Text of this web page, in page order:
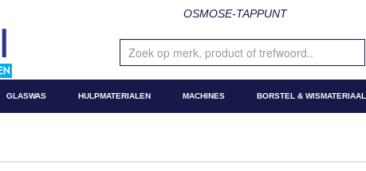
OSMOSE-TAPPUNT
GLASWAS HULPMATERIALEN MACHINES BORSTEL & WISMATERIAAL